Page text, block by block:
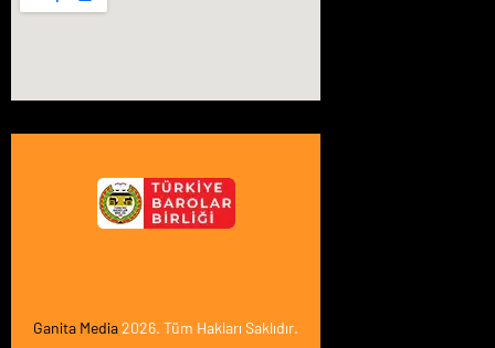
Ganita Media2026. Tüm Hakları Saklıdır.